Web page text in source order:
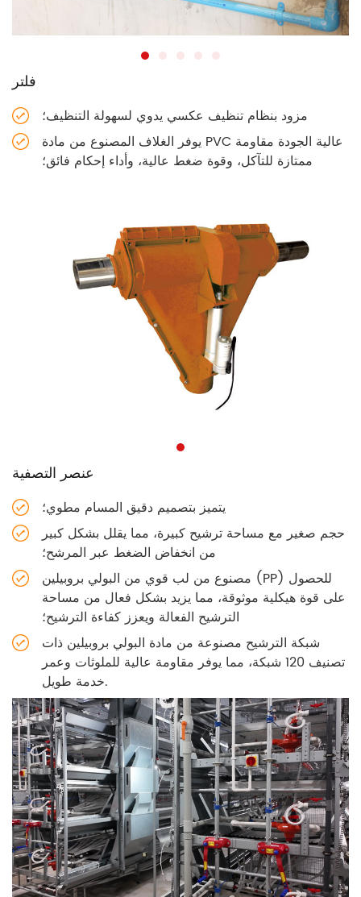
فلتر
مزود بنظام تنظيف عكسي يدوي لسهولة التنظيف؛
يوفر الغلاف المصنوع من مادة PVC عالية الجودة مقاومة
ممتازة للتآكل، وقوة ضغط عالية، وأداء إحكام فائق؛
عنصر التصفية
يتميز بتصميم دقيق المسام مطوي؛
حجم صغير مع مساحة ترشيح كبيرة، مما يقلل بشكل كبير
من انخفاض الضغط عبر المرشح؛
مصنوع من لب قوي من البولي بروبيلين (PP) للحصول
على قوة هيكلية موثوقة، مما يزيد بشكل فعال من مساحة
الترشيح الفعالة ويعزز كفاءة الترشيح؛
شبكة الترشيح مصنوعة من مادة البولي بروبيلين ذات
تصنيف 120 شبكة، مما يوفر مقاومة عالية للملوثات وعمر
خدمة طويل.